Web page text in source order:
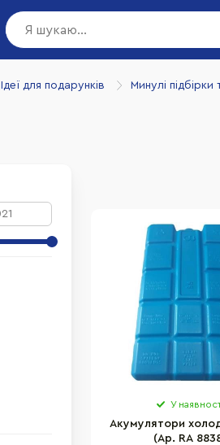
Ідеї для подарунків Минулі підбірки
У
Акумулятори
(Ар. RA